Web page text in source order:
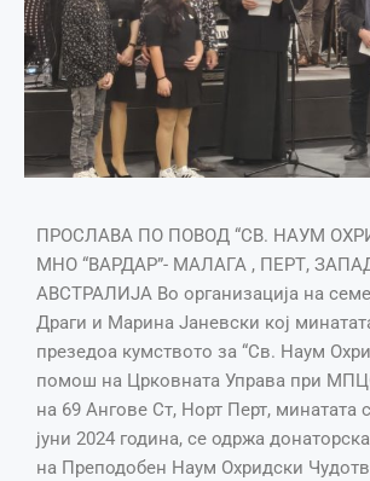
ПРОСЛАВА ПО ПОВОД “СВ. НАУМ
МНО “ВАРДАР”- МАЛАГА , ПЕРТ,
АВСТРАЛИЈА Во организација на
Драги и Марина Јаневски кој
презедоа кумството за “Св. Наум
помош на Црковната Управа при
на 69 Ангове Ст, Норт Перт, минатата
јуни 2024 година, се одржа
на Преподобен Наум Охридски